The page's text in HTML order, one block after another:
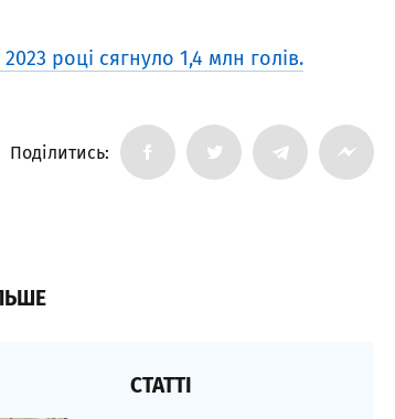
2023 році сягнуло 1,4 млн голів.
Поділитись:
СТАТТІ